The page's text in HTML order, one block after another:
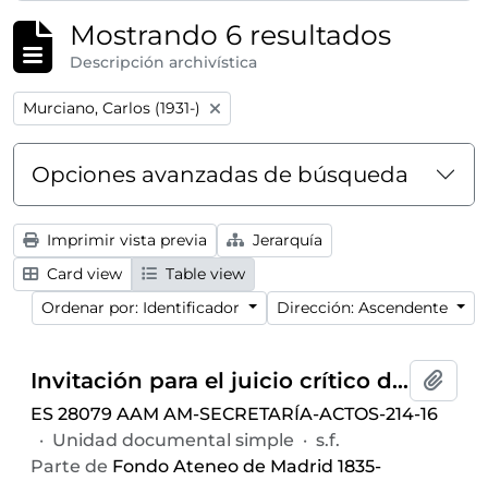
Mostrando 6 resultados
Descripción archivística
Remove filter:
Murciano, Carlos (1931-)
Opciones avanzadas de búsqueda
Imprimir vista previa
Jerarquía
Card view
Table view
Ordenar por: Identificador
Dirección: Ascendente
Invitación para el juicio crítico del libro
ES 28079 AAM AM-SECRETARÍA-ACTOS-214-16
· Unidad documental simple · s.f.
Parte de Fondo Ateneo de Madrid 1835-